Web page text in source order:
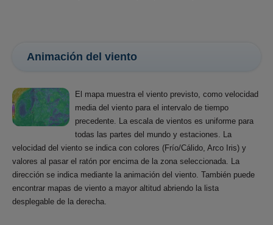
Animación del viento
El mapa muestra el viento previsto, como velocidad
media del viento para el intervalo de tiempo
precedente. La escala de vientos es uniforme para
todas las partes del mundo y estaciones. La
velocidad del viento se indica con colores (Frío/Cálido, Arco Iris) y
valores al pasar el ratón por encima de la zona seleccionada. La
dirección se indica mediante la animación del viento. También puede
encontrar mapas de viento a mayor altitud abriendo la lista
desplegable de la derecha.